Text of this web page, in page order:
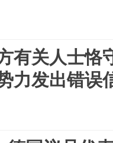
有关人士恪
力发出错误